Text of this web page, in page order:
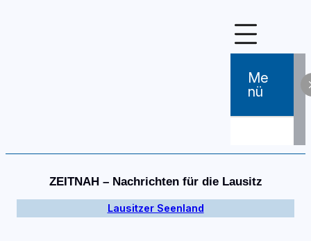
Me
Nü
ZEITNAH – Nachrichten für die Lausitz
Lausitzer Seenland